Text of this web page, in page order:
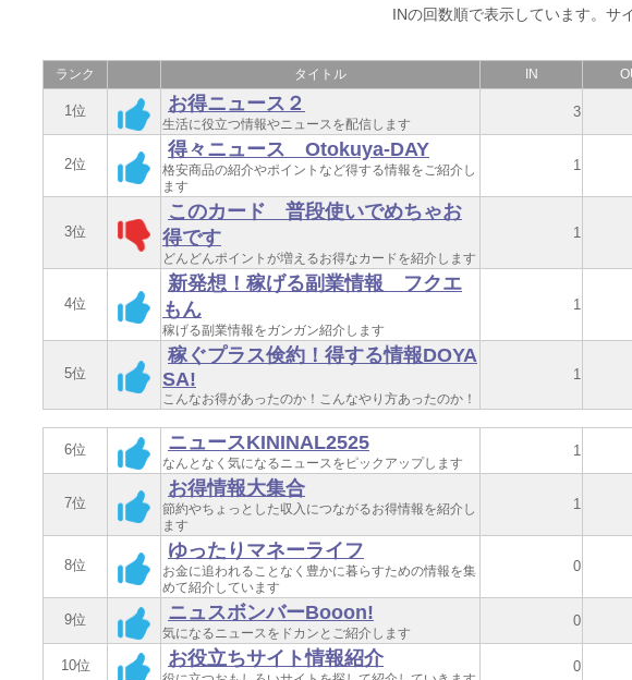
INの回数順で表示しています。サ
ランク タイトル IN
1位 お得ニュース２
生活に役立つ情報やニュースを配信します
3
2位
得々ニュース Otokuya-DAY
格安商品の紹介やポイントなど得する情報をご紹介し
ます
1
3位
このカード 普段使いでめちゃお
得です
どんどんポイントが増えるお得なカードを紹介します
1
4位
新発想！稼げる副業情報 フクエ
もん
稼げる副業情報をガンガン紹介します
1
5位
稼ぐプラス倹約！得する情報DOYA
SA!
こんなお得があったのか！こんなやり方あったのか！
1
6位 ニュースKININAL2525
なんとなく気になるニュースをピックアップします
1
7位
お得情報大集合
節約やちょっとした収入につながるお得情報を紹介し
ます
1
8位
ゆったりマネーライフ
お金に追われることなく豊かに暮らすための情報を集
めて紹介しています
0
9位 ニュスボンバーBooon!
気になるニュースをドカンとご紹介します
0
10位 お役立ちサイト情報紹介 0